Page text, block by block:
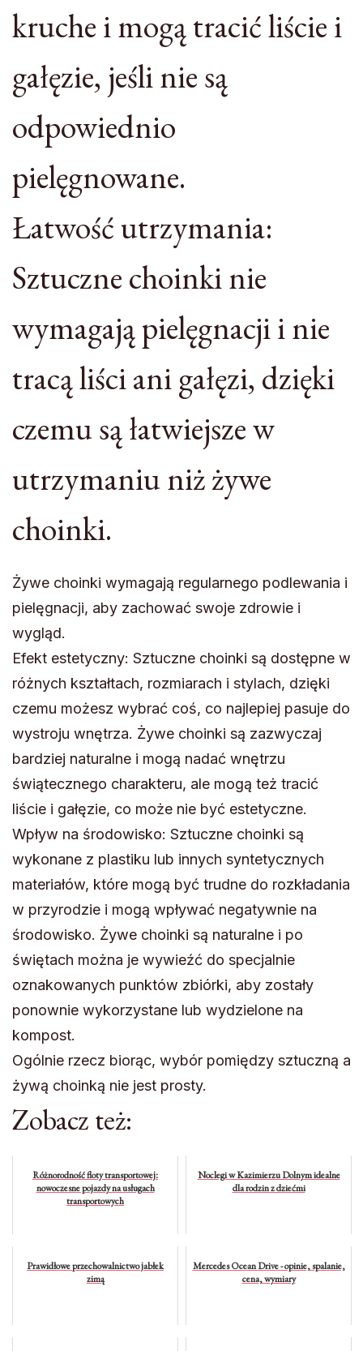
kruche i mogą tracić liście i
gałęzie, jeśli nie są
odpowiednio
pielęgnowane.
Łatwość utrzymania:
Sztuczne choinki nie
wymagają pielęgnacji i nie
tracą liści ani gałęzi, dzięki
czemu są łatwiejsze w
utrzymaniu niż żywe
choinki.
Żywe choinki wymagają regularnego podlewania i
pielęgnacji, aby zachować swoje zdrowie i
wygląd.
Efekt estetyczny: Sztuczne choinki są dostępne w
różnych kształtach, rozmiarach i stylach, dzięki
czemu możesz wybrać coś, co najlepiej pasuje do
wystroju wnętrza. Żywe choinki są zazwyczaj
bardziej naturalne i mogą nadać wnętrzu
świątecznego charakteru, ale mogą też tracić
liście i gałęzie, co może nie być estetyczne.
Wpływ na środowisko: Sztuczne choinki są
wykonane z plastiku lub innych syntetycznych
materiałów, które mogą być trudne do rozkładania
w przyrodzie i mogą wpływać negatywnie na
środowisko. Żywe choinki są naturalne i po
świętach można je wywieźć do specjalnie
oznakowanych punktów zbiórki, aby zostały
ponownie wykorzystane lub wydzielone na
kompost.
Ogólnie rzecz biorąc, wybór pomiędzy sztuczną a
żywą choinką nie jest prosty.
Zobacz też:
Różnorodność floty transportowej:
nowoczesne pojazdy na usługach
transportowych
Noclegi w Kazimierzu Dolnym idealne
dla rodzin z dziećmi
Prawidłowe przechowalnictwo jabłek
zimą
Mercedes Ocean Drive - opinie, spalanie,
cena, wymiary